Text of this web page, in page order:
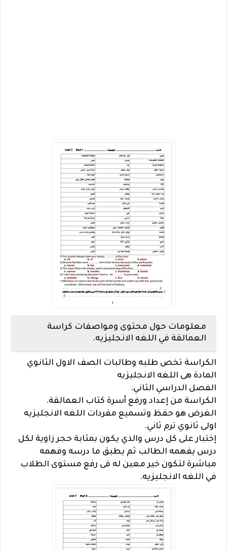
معلومات حول محتوى ومواصفات كراسة
العمالقة في اللغه الانجليزيه.
الكراسة تخص طلبه وطالبات الصف الاول الثانوي
المادة هى اللغه الانجليزيه
الفصل الدراسي الثاني.
الكراسة من إعداد ورفع أسرة كتاب العمالقة.
الغرض هو حفظ وتسميع مفردات اللغه الانجليزيه
اولى ثانوي ترم ثاني.
إختبار على كل درس والذي يكون بمثابة حجر زاوية لكل
درس يفهمه الطالب ثم يطبق ما درسه وفهمه
مباشرة لتكون خير معين له فى رفع مستوى الطلاب
في اللغه الانجليزيه.